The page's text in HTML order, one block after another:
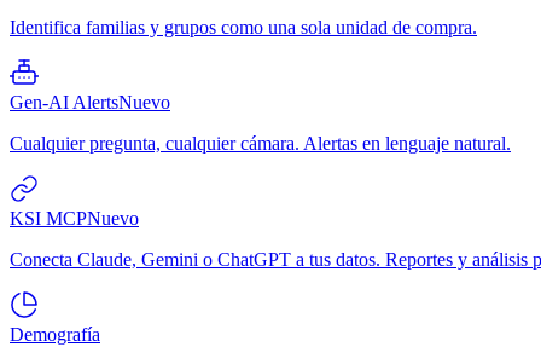
Identifica familias y grupos como una sola unidad de compra.
Gen-AI AlertsNuevo
Cualquier pregunta, cualquier cámara. Alertas en lenguaje natural.
KSI MCPNuevo
Conecta Claude, Gemini o ChatGPT a tus datos. Reportes y análisis
Demografía